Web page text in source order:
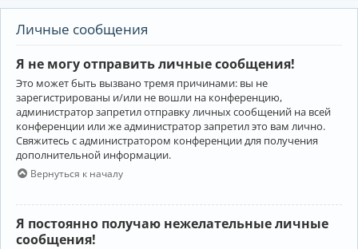
Личные сообщения
Я не могу отправить личные сообщения!
Это может быть вызвано тремя причинами: вы не
зарегистрированы и/или не вошли на конференцию,
администратор запретил отправку личных сообщений на всей
конференции или же администратор запретил это вам лично.
Свяжитесь с администратором конференции для получения
дополнительной информации.
Вернуться к началу
Я постоянно получаю нежелательные личные
сообщения!